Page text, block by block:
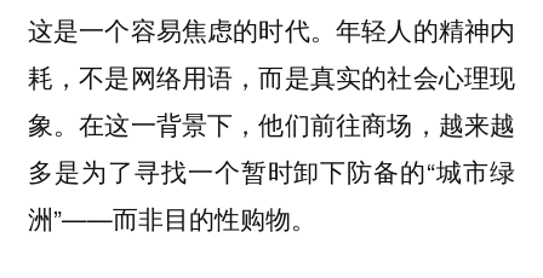
这是一个容易焦虑的时代。年轻人的精神内
耗，不是网络用语，而是真实的社会心理现
象。在这一背景下，他们前往商场，越来越
多是为了寻找一个暂时卸下防备的“城市绿
洲”——而非目的性购物。